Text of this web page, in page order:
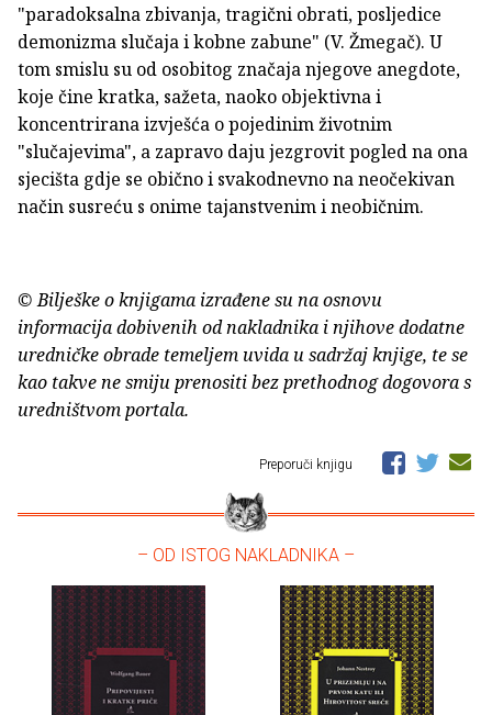
"paradoksalna zbivanja, tragični obrati, posljedice
demonizma slučaja i kobne zabune" (V. Žmegač). U
tom smislu su od osobitog značaja njegove anegdote,
koje čine kratka, sažeta, naoko objektivna i
koncentrirana izvješća o pojedinim životnim
"slučajevima", a zapravo daju jezgrovit pogled na ona
sjecišta gdje se obično i svakodnevno na neočekivan
način susreću s onime tajanstvenim i neobičnim.
© Bilješke o knjigama izrađene su na osnovu
informacija dobivenih od nakladnika i njihove dodatne
uredničke obrade temeljem uvida u sadržaj knjige, te se
kao takve ne smiju prenositi bez prethodnog dogovora s
uredništvom portala.
Preporuči knjigu
– OD ISTOG NAKLADNIKA –